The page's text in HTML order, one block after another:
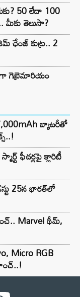
50 లేదా 100
మీకు తెలుసా?
ఛేంజ్ కుట్ర.. 2
గెబ్రెమారియం
బ్యాటరీతో
ఫీచర్లపై క్లారిటీ
25న భారత్‌లో
Marvel థీమ్,
Micro RGB